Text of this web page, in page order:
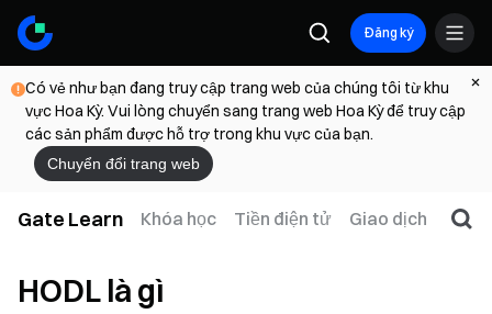
Đăng ký
Có vẻ như bạn đang truy cập trang web của chúng tôi từ khu
vực Hoa Kỳ. Vui lòng chuyển sang trang web Hoa Kỳ để truy cập
các sản phẩm được hỗ trợ trong khu vực của bạn.
Chuyển đổi trang web
Gate Learn Khóa học Tiền điện tử Giao dịch Web3
HODL là gì